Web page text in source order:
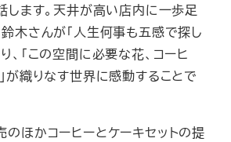
します。天井が高い店内に一歩足
木さんが「人生何事も五感で探し
、「この空間に必要な花、コーヒ
が織りなす世界に感動することで
ほかコーヒーとケーキセットの提